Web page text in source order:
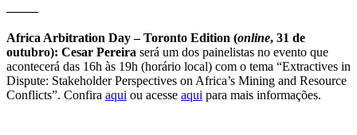
Africa Arbitration Day – Toronto Edition (online, 31 de
outubro): Cesar Pereira será um dos painelistas no evento que
acontecerá das 16h às 19h (horário local) com o tema “Extractives in
Dispute: Stakeholder Perspectives on Africa’s Mining and Resource
Conflicts”. Confira aqui ou acesse aqui para mais informações.